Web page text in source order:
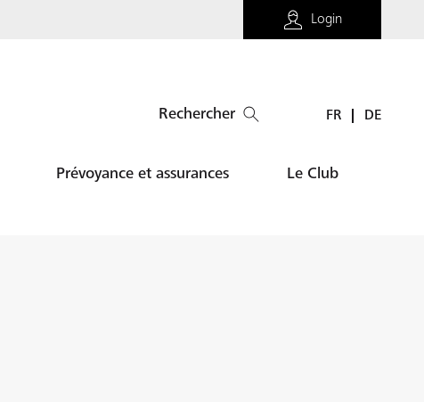
Login
Rechercher FR DE
Prévoyance et assurances Le Club